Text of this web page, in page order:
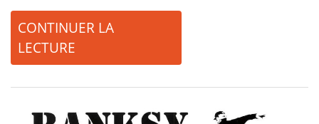
CONTINUER LA
LECTURE